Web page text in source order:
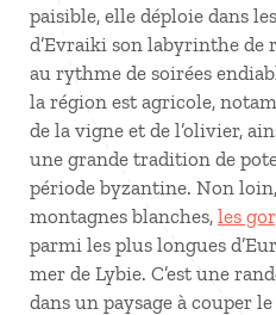
paisible, elle déploie dans
d’Evraiki son labyrinthe de
au rythme de soirées
la région est agricole,
de la vigne et de l’olivier,
une grande tradition de
période byzantine. Non
montagnes blanches, les
parmi les plus longues
mer de Lybie. C’est une
dans un paysage à couper